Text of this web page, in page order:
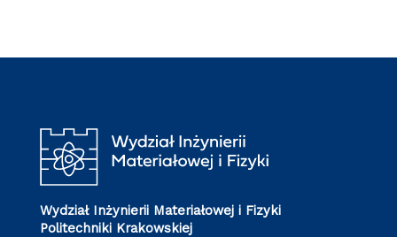
Wydział Inżynierii Materiałowej i Fizyki
Politechniki Krakowskiej